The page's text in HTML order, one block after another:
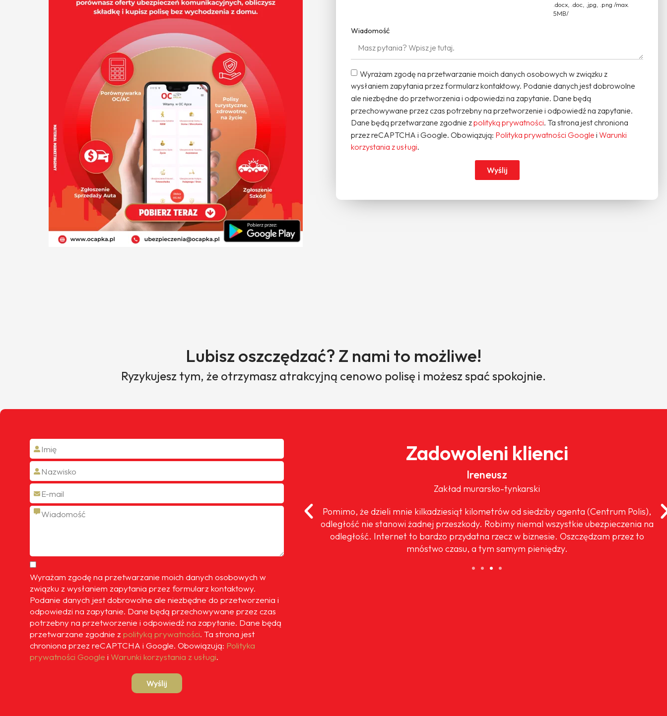
.docx, .doc, .jpg, .png /max.
5MB/
Wiadomość
Wyrażam zgodę na przetwarzanie moich danych osobowych w związku z
wysłaniem zapytania przez formularz kontaktowy. Podanie danych jest dobrowolne
ale niezbędne do przetworzenia i odpowiedzi na zapytanie. Dane będą
przechowywane przez czas potrzebny na przetworzenie i odpowiedź na zapytanie.
Dane będą przetwarzane zgodnie zpolityką prywatności. Ta strona jest chroniona
przez reCAPTCHA i Google. Obowiązują: Polityka prywatności Google i Warunki
korzystania z usługi.
Wyślij
Lubisz oszczędzać? Z nami to możliwe!
Ryzykujesz tym, że otrzymasz atrakcyjną cenowo polisę i możesz spać spokojnie.
Wyrażam zgodę na przetwarzanie moich danych osobowych w
związku z wysłaniem zapytania przez formularz kontaktowy.
Podanie danych jest dobrowolne ale niezbędne do przetworzenia i
odpowiedzi na zapytanie. Dane będą przechowywane przez czas
potrzebny na przetworzenie i odpowiedź na zapytanie. Dane będą
przetwarzane zgodnie z polityką prywatności. Ta strona jest
chroniona przez reCAPTCHA i Google. Obowiązują: Polityka
prywatności Google i Warunki korzystania z usługi.
Wyślij
Zadowoleni klienci
służbowym samochodem, jestem często w trasie toteż cieszę się,
Ireneusz
Zakład murarsko-tynkarski
Pomimo, że dzieli mnie kilkadziesiąt kilometrów od siedziby agenta (Centrum Polis),
odległość nie stanowi żadnej przeszkody. Robimy niemal wszystkie ubezpieczenia na
odległość. Internet to bardzo przydatna rzecz w biznesie. Oszczędzam przez to
mnóstwo czasu, a tym samym pieniędzy.